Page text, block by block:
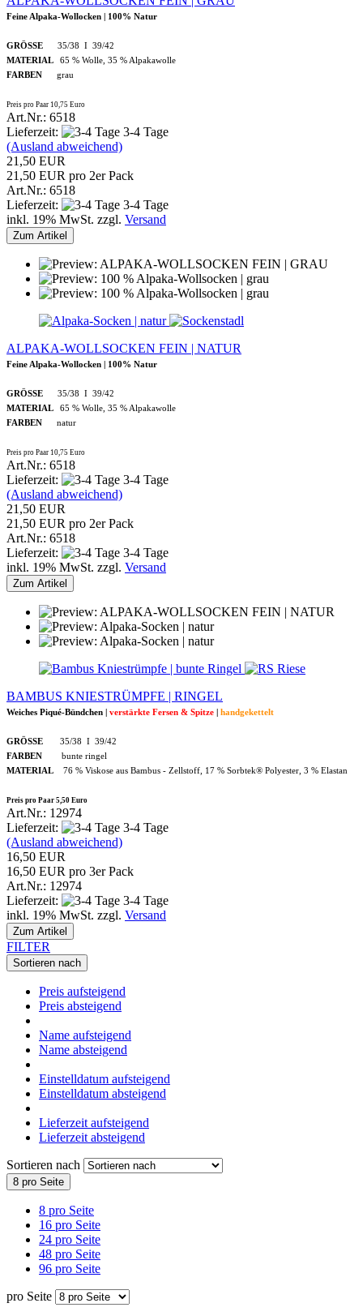
Feine Alpaka-Wollocken | 100% Natur
GRÖSSE 35/38 I 39/42
MATERIAL 65 % Wolle, 35 % Alpakawolle
FARBEN grau
Preis pro Paar 10,75 Euro
Art.Nr.: 6518
Lieferzeit:
3-4 Tage
(Ausland abweichend)
21,50 EUR
21,50 EUR pro 2er Pack
Art.Nr.: 6518
Lieferzeit:
3-4 Tage
inkl. 19% MwSt. zzgl. Versand
Zum Artikel
ALPAKA-WOLLSOCKEN FEIN | NATUR
Feine Alpaka-Wollocken | 100% Natur
GRÖSSE 35/38 I 39/42
MATERIAL 65 % Wolle, 35 % Alpakawolle
FARBEN natur
Preis pro Paar 10,75 Euro
Art.Nr.: 6518
Lieferzeit:
3-4 Tage
(Ausland abweichend)
21,50 EUR
21,50 EUR pro 2er Pack
Art.Nr.: 6518
Lieferzeit:
3-4 Tage
inkl. 19% MwSt. zzgl. Versand
Zum Artikel
BAMBUS KNIESTRÜMPFE | RINGEL
Weiches Piqué-Bündchen | verstärkte Fersen & Spitze | handgekettelt
GRÖSSE
35/38 I 39/42
FARBEN bunte ringel
MATERIAL 76 % Viskose aus Bambus - Zellstoff, 17 % Sorbtek® Polyester, 3 % Elastan
Preis pro Paar 5,50 Euro
Art.Nr.: 12974
Lieferzeit:
3-4 Tage
(Ausland abweichend)
16,50 EUR
16,50 EUR pro 3er Pack
Art.Nr.: 12974
Lieferzeit:
3-4 Tage
inkl. 19% MwSt. zzgl. Versand
Zum Artikel
FILTER
Sortieren nach
Preis aufsteigend
Preis absteigend
Name aufsteigend
Name absteigend
Einstelldatum aufsteigend
Einstelldatum absteigend
Lieferzeit aufsteigend
Lieferzeit absteigend
Sortieren nach
8 pro Seite
8 pro Seite
16 pro Seite
24 pro Seite
48 pro Seite
96 pro Seite
pro Seite